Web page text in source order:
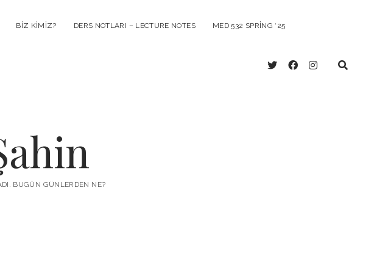
BIZ KIMIZ? DERS NOTLARI – LECTURE NOTES MED 532 SPRING ‘25
twitterfacebook
instagram
BUGÜN GÜNLERDEN NE?